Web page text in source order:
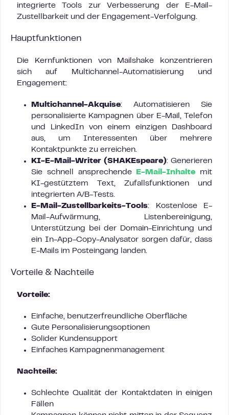
integrierte Tools zur Verbesserung der E-Mail-
Zustellbarkeit und der Engagement-Verfolgung.
Hauptfunktionen
Die Kernfunktionen von Mailshake konzentrieren
sich auf Multichannel-Automatisierung und
Engagement:
Multichannel-Akquise: Automatisieren Sie
personalisierte Kampagnen über E-Mail, Telefon
und LinkedIn von einem einzigen Dashboard
aus, um Interessenten über mehrere
Kontaktpunkte zu erreichen.
KI-E-Mail-Writer (SHAKEspeare): Generieren
Sie schnell ansprechende
E-Mail-Inhalte mit
KI-gestütztem Text, Zufallsfunktionen und
integrierten A/B-Tests.
E-Mail-Zustellbarkeits-Tools: Kostenlose E-
Mail-Aufwärmung, Listenbereinigung,
Unterstützung bei der Domain-Einrichtung und
ein In-App-Copy-Analysator sorgen dafür, dass
E-Mails im Posteingang landen.
Vorteile & Nachteile
Vorteile:
Einfache, benutzerfreundliche Oberfläche
Gute Personalisierungsoptionen
Solider Kundensupport
Einfaches Kampagnenmanagement
Nachteile:
Schlechte Qualität der Kontaktdaten in einigen
Fällen